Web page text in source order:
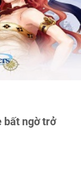
bất ngờ trở